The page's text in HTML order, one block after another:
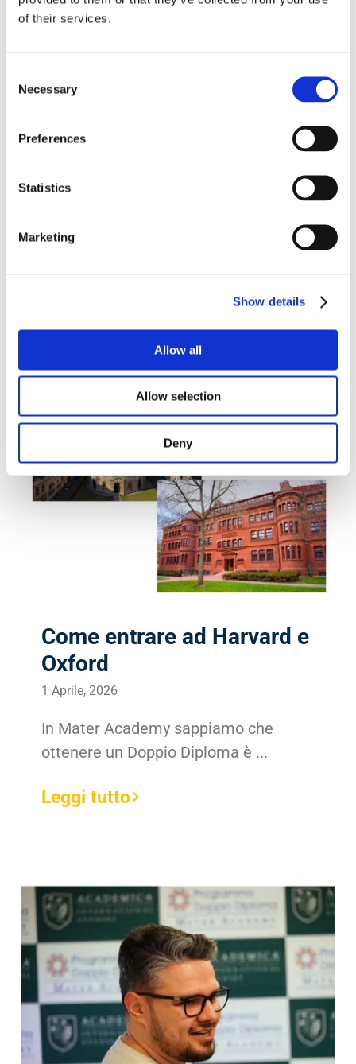
of their services.
Selection
Necessary
Preferences
Statistics
Marketing
Show details
Allow all
Allow selection
Deny
Guarda i contenuti video sul nostro
Articoli correlati
Come entrare ad Harvard e
Oxford
1 Aprile, 2026
In Mater Academy sappiamo che
ottenere un Doppio Diploma è ...
Leggi tutto